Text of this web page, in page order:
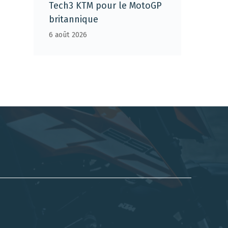
Tech3 KTM pour le MotoGP
britannique
6 août 2026